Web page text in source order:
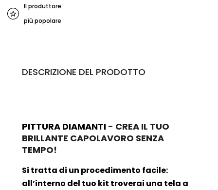
Il produttore
più popolare
DESCRIZIONE DEL PRODOTTO
PITTURA DIAMANTI - CREA IL TUO
BRILLANTE CAPOLAVORO SENZA
TEMPO!
Si tratta di un procedimento facile:
all’interno del tuo kit troverai una tela a